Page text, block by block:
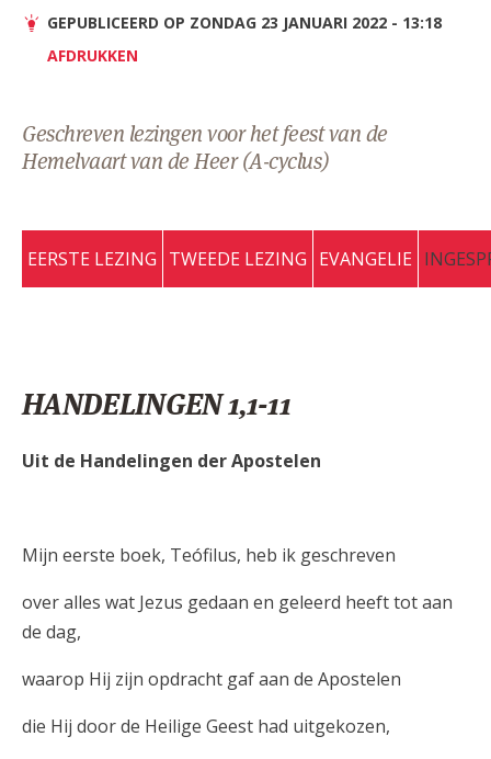
AANMELDEN OF REGISTREREN
GEPUBLICEERD OP ZONDAG 23 JANUARI 2022 - 13:18
AFDRUKKEN
Geschreven lezingen voor het feest van de
Hemelvaart van de Heer (A-cyclus)
EERSTE LEZING TWEEDE LEZING EVANGELIE
HANDELINGEN 1,1-11
Uit de Handelingen der Apostelen
Mijn eerste boek, Teófilus, heb ik geschreven
over alles wat Jezus gedaan en geleerd heeft tot aan
de dag,
waarop Hij zijn opdracht gaf aan de Apostelen
die Hij door de Heilige Geest had uitgekozen,